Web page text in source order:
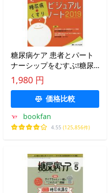
糖尿病ケア 患者とパート
ナーシップをむすぶ!糖尿
病スタッフ応援専門誌
Vol.16No.5(2019-5)
1,980 円
価格比較
bookfan
4.55 (125,856件)